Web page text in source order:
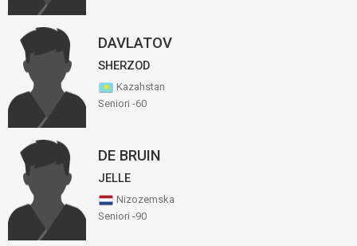
DAVLATOV
SHERZOD
Kazahstan
Seniori -60
DE BRUIN
JELLE
Nizozemska
Seniori -90